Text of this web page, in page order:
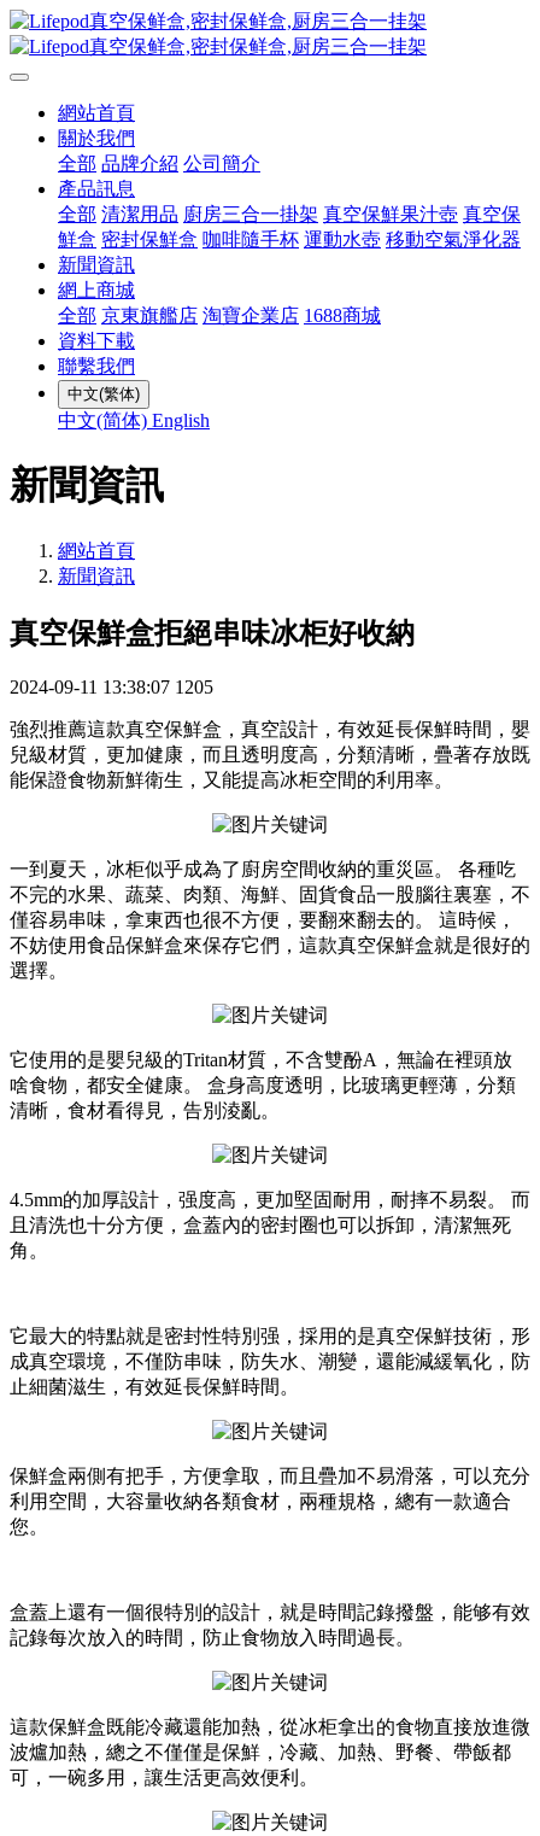
網站首頁
關於我們
全部 品牌介紹 公司簡介
產品訊息
全部 清潔用品 廚房三合一掛架 真空保鮮果汁壺 真空保
鮮盒 密封保鮮盒 咖啡隨手杯 運動水壺 移動空氣淨化器
新聞資訊
網上商城
全部 京東旗艦店 淘寶企業店 1688商城
資料下載
聯繫我們
中文(繁体)
中文(简体) English
新聞資訊
網站首頁
新聞資訊
真空保鮮盒拒絕串味冰柜好收納
2024-09-11 13:38:07 1205
強烈推薦這款真空保鮮盒，真空設計，有效延長保鮮時間，嬰
兒級材質，更加健康，而且透明度高，分類清晰，疊著存放既
能保證食物新鮮衛生，又能提高冰柜空間的利用率。
一到夏天，冰柜似乎成為了廚房空間收納的重災區。 各種吃
不完的水果、蔬菜、肉類、海鮮、固貨食品一股腦往裏塞，不
僅容易串味，拿東西也很不方便，要翻來翻去的。 這時候，
不妨使用食品保鮮盒來保存它們，這款真空保鮮盒就是很好的
選擇。
它使用的是嬰兒級的Tritan材質，不含雙酚A，無論在裡頭放
啥食物，都安全健康。 盒身高度透明，比玻璃更輕薄，分類
清晰，食材看得見，告別淩亂。
4.5mm的加厚設計，强度高，更加堅固耐用，耐摔不易裂。 而
且清洗也十分方便，盒蓋內的密封圈也可以拆卸，清潔無死
角。
它最大的特點就是密封性特別强，採用的是真空保鮮技術，形
成真空環境，不僅防串味，防失水、潮變，還能減緩氧化，防
止細菌滋生，有效延長保鮮時間。
保鮮盒兩側有把手，方便拿取，而且疊加不易滑落，可以充分
利用空間，大容量收納各類食材，兩種規格，總有一款適合
您。
盒蓋上還有一個很特別的設計，就是時間記錄撥盤，能够有效
記錄每次放入的時間，防止食物放入時間過長。
這款保鮮盒既能冷藏還能加熱，從冰柜拿出的食物直接放進微
波爐加熱，總之不僅僅是保鮮，冷藏、加熱、野餐、帶飯都
可，一碗多用，讓生活更高效便利。